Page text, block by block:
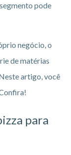
pode
negócio, o
de matérias
artigo, você
para